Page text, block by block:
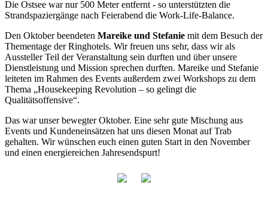
Die Ostsee war nur 500 Meter entfernt - so unterstützten die
Strandspaziergänge nach Feierabend die Work-Life-Balance.
Den Oktober beendeten Mareike und Stefanie mit dem Besuch der
Thementage der Ringhotels. Wir freuen uns sehr, dass wir als
Aussteller Teil der Veranstaltung sein durften und über unsere
Dienstleistung und Mission sprechen durften. Mareike und Stefanie
leiteten im Rahmen des Events außerdem zwei Workshops zu dem
Thema „Housekeeping Revolution – so gelingt die
Qualitätsoffensive“.
Das war unser bewegter Oktober. Eine sehr gute Mischung aus
Events und Kundeneinsätzen hat uns diesen Monat auf Trab
gehalten. Wir wünschen euch einen guten Start in den November
und einen energiereichen Jahresendspurt!